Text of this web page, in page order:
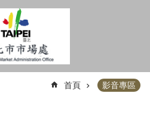
首頁 影音專區